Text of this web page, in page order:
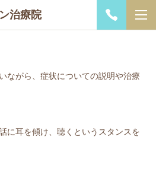
治療院
ながら、症状についての説明や治療
に耳を傾け、聴くというスタンスを